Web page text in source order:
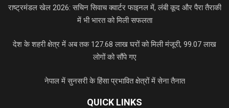
राष्ट्रमंडल खेल 2026: सचिन सिवाच क्वार्टर फाइनल में, लंबी कूद और पैरा तैराकी
में भी भारत को मिली सफलता
देश के शहरी क्षेत्र में अब तक 127.68 लाख घरों को मिली मंजूरी, 99.07 लाख
लोगों को सौंपे गए
नेपाल में सुनसरी के हिंसा प्रभावित क्षेत्रों में सेना तैनात
QUICK LINKS